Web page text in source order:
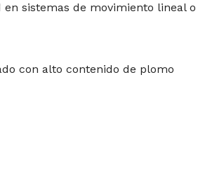
sistemas de movimiento lineal o
con alto contenido de plomo